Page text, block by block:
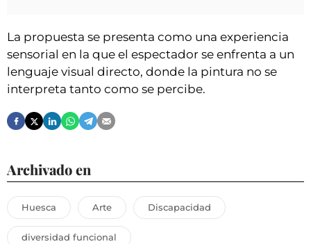
La propuesta se presenta como una experiencia
sensorial en la que el espectador se enfrenta a un
lenguaje visual directo, donde la pintura no se
interpreta tanto como se percibe.
Archivado en
Huesca Arte Discapacidad
diversidad funcional